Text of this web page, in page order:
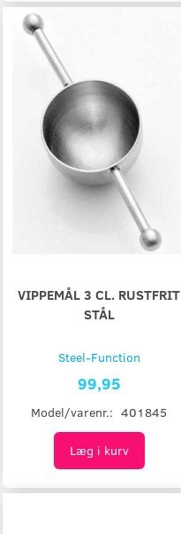
VIPPEMÅL 3 CL. RUSTFRIT
STÅL
Steel-Function
99,95
Model/varenr.: 401845
Læg i kurv